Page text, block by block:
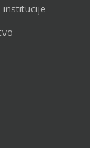
institucije